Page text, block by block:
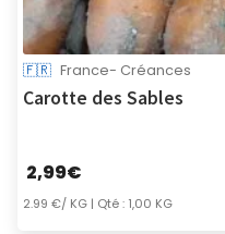
🇫🇷 France- Créances
Carotte des Sables
2,99€
2.99 €/ KG| Qté : 1,00 KG